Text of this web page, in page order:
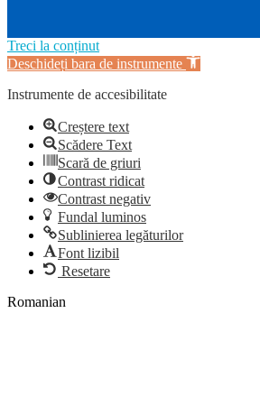
Treci la conținut
Deschideți bara de instrumente
Instrumente de accesibilitate
Creștere text
Scădere Text
Scară de griuri
Contrast ridicat
Contrast negativ
Fundal luminos
Sublinierea legăturilor
Font lizibil
Resetare
Romanian